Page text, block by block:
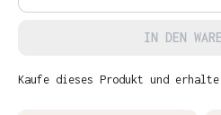
IN DEN
Kaufe dieses Produkt und erhalte